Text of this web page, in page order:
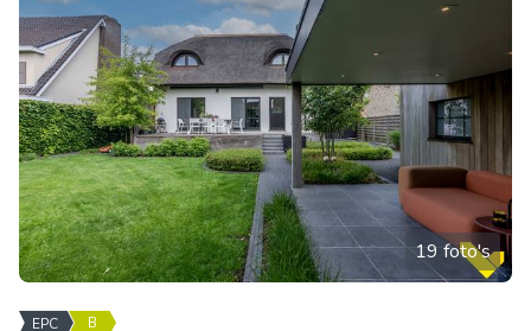
19 foto's
EPC B